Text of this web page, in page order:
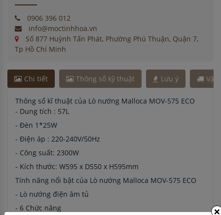
0906 396 012
info@moctinhhoa.vn
Số 877 Huỳnh Tấn Phát, Phường Phú Thuận, Quận 7,
Tp Hồ Chí Minh
Chi tiết Thông số kỹ thuật Lưu ý Vận
Thông số kĩ thuật của Lò nướng Malloca MOV-575 ECO
- Dung tích : 57L
- Đèn 1*25W
- Điện áp : 220-240V/50Hz
- Công suất: 2300W
- Kích thước: W595 x D550 x H595mm
Tính năng nổi bật của Lò nướng Malloca MOV-575 ECO
- Lò nướng điện âm tủ
- 6 Chức năng
×